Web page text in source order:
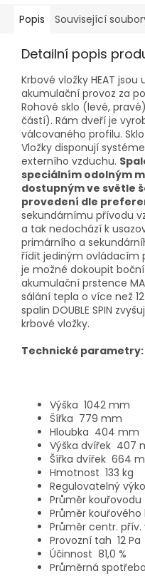
Popis Související
Detailní popis
Krbové vložky HEAT
akumulační provoz za
Rohové sklo (levé,
částí). Rám dveří je
válcovaného profilu.
Vložky disponují
externího vzduchu.
speciálním odolným
dostupným ve světle
provedení dle
sekundárnímu přívodu
a tak nedochází k
primárního a
řídit jediným ovládacím
je možné dokoupit
akumulační prstence
sálání tepla o více než
spalin DOUBLE SPIN
krbové vložky.
Technické parametry:
Výška 1042 mm
Šířka 779 mm
Hloubka 404 mm
Výška dvířek 407
Šířka dvířek 664
Hmotnost 133 kg
Regulovatelný
Průměr kouřovodu
Průměr kouřového
Průměr centr. přív.
Provozní tah 12 Pa
Účinnost 81,0 %
Průměrná